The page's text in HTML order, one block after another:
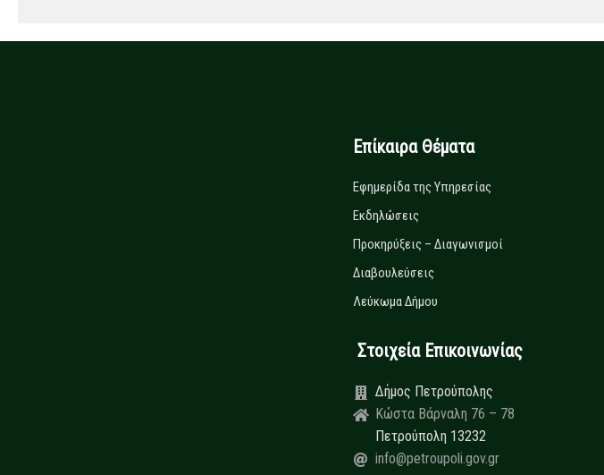
Επίκαιρα Θέματα
Εφημερίδα της Υπηρεσίας
Εκδηλώσεις
Προκηρύξεις – Διαγωνισμοί
Διαβουλεύσεις
Λεύκωμα Δήμου
Στοιχεία Επικοινωνίας
Δήμος Πετρούπολης
Κώστα Βάρναλη 76 – 78
Πετρούπολη 13232
info@petroupoli.gov.gr